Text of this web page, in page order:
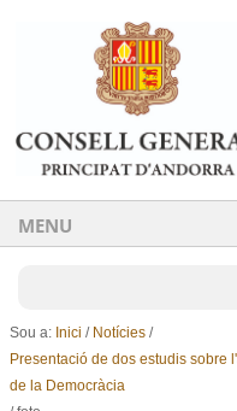
Ves al contingut.
Salta a la
MENU
Sou a: Inici / Notícies /
Presentació de dos estudis sobre
de la Democràcia